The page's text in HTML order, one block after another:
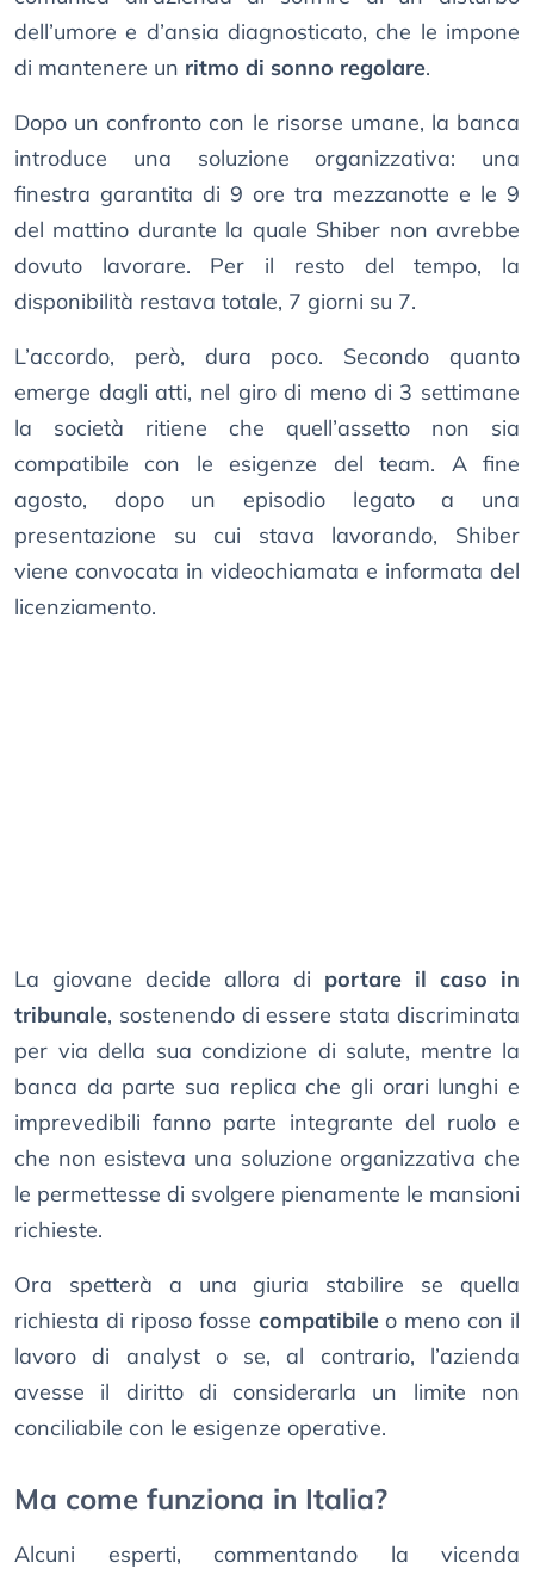
dell’umore e d’ansia diagnosticato, che le impone
di mantenere un ritmo di sonno regolare.
Dopo un confronto con le risorse umane, la banca
introduce una soluzione organizzativa: una
finestra garantita di 9 ore tra mezzanotte e le 9
del mattino durante la quale Shiber non avrebbe
dovuto lavorare. Per il resto del tempo, la
disponibilità restava totale, 7 giorni su 7.
L’accordo, però, dura poco. Secondo quanto
emerge dagli atti, nel giro di meno di 3 settimane
la società ritiene che quell’assetto non sia
compatibile con le esigenze del team. A fine
agosto, dopo un episodio legato a una
presentazione su cui stava lavorando, Shiber
viene convocata in videochiamata e informata del
licenziamento.
La giovane decide allora di portare il caso in
tribunale, sostenendo di essere stata discriminata
per via della sua condizione di salute, mentre la
banca da parte sua replica che gli orari lunghi e
imprevedibili fanno parte integrante del ruolo e
che non esisteva una soluzione organizzativa che
le permettesse di svolgere pienamente le mansioni
richieste.
Ora spetterà a una giuria stabilire se quella
richiesta di riposo fosse compatibileo meno con il
lavoro di analyst o se, al contrario, l’azienda
avesse il diritto di considerarla un limite non
conciliabile con le esigenze operative.
Ma come funziona in Italia?
​​Alcuni esperti, commentando la vicenda